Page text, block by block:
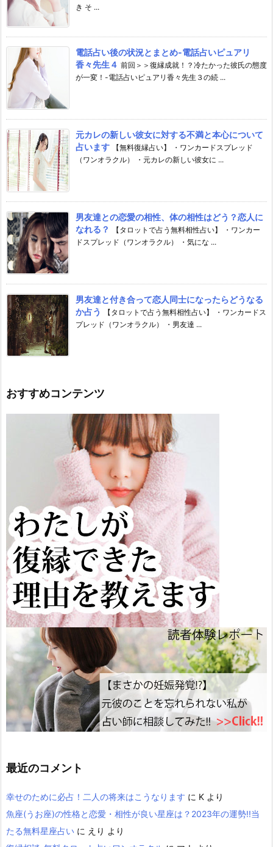
き そ ...
電話占い後の状況とまとめ-電話占いピュアリ
香々先生４ 前回＞＞復縁成就！？冷たかった彼氏の態度
が一変！-電話占いピュアリ香々先生３の続 ...
元カレの新しい彼女に対する不満と本心について
占います
【無料復縁占い】 ・ワンカードスプレッド
（ワンオラクル） ・元カレの新しい彼女に ...
男友達との恋愛の相性、体の相性はどう？恋人に
なれる？
【タロットで占う無料相性占い】 ・ワンカー
ドスプレッド（ワンオラクル） ・気にな ...
男友達と付き合って恋人同士になったらどうなる
か占う
【タロットで占う無料相性占い】 ・ワンカードス
プレッド（ワンオラクル） ・男友達 ...
おすすめコンテンツ
最近のコメント
幸せのために必占！二人の将来はこうなります に K より
魚座(うお座)の性格と恋愛・相性が良い星座は？2023年の運勢!!当
たる無料星座占い に えり より